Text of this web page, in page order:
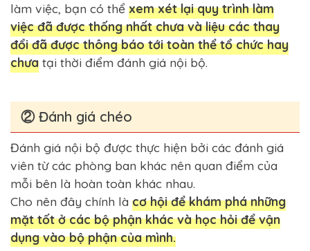
làm việc, bạn có thể xem xét lại quy trình làm
việc đã được thống nhất chưa và liệu các thay
đổi đã được thông báo tới toàn thể tổ chức hay
chưa tại thời điểm đánh giá nội bộ.
② Đánh giá chéo
Đánh giá nội bộ được thực hiện bởi các đánh giá
viên từ các phòng ban khác nên quan điểm của
mỗi bên là hoàn toàn khác nhau.
Cho nên đây chính là cơ hội để khám phá những
mặt tốt ở các bộ phận khác và học hỏi để vận
dụng vào bộ phận của mình.